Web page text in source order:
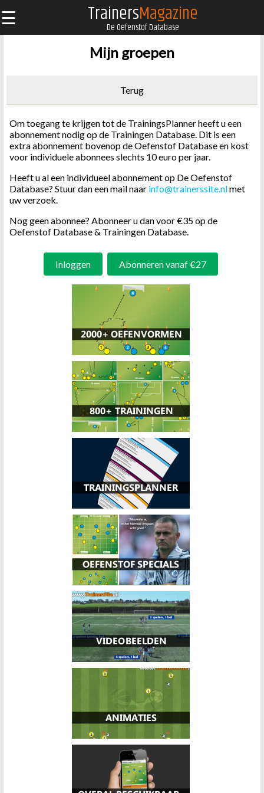
☰ TrainersMagazine
De Oefenstof Database
Mijn groepen
Terug
Om toegang te krijgen tot de TrainingsPlanner heeft u een
abonnement nodig op de Trainingen Database. Dit is een
extra abonnement bovenop de Oefenstof Database en kost
voor individuele abonnees slechts 10 euro per jaar.
Heeft u al een individueel abonnement op De Oefenstof
Database? Stuur dan een mail naar info@trainerssite.nlmet
uw verzoek.
Nog geen abonnee? Abonneer u dan voor €35 op de
Oefenstof Database & Trainingen Database.
Inloggen Abonneren vanaf €27